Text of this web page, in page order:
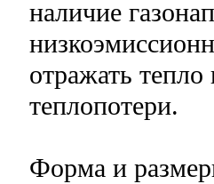
наличие
отражать
теплопотери.
Форма и